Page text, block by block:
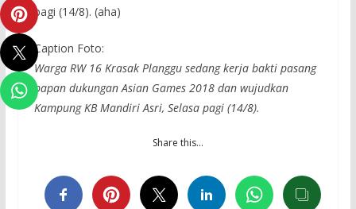
pagi (14/8). (aha)
Caption Foto:
Warga RW 16 Krasak Planggu sedang kerja bakti pasang
papan dukungan Asian Games 2018 dan wujudkan
Kampung KB Mandiri Asri, Selasa pagi (14/8).
Share this…